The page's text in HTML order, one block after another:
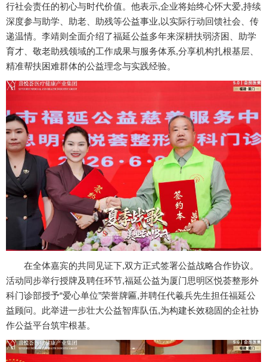
行社会责任的初心与时代价值。他表示,企业将始终心怀大爱,持续
深度参与助学、助老、助残等公益事业,以实际行动回馈社会、传
递温情。李靖则全面介绍了福延公益多年来深耕扶弱济困、助学
育才、敬老助残领域的工作成果与服务体系,分享机构扎根基层、
精准帮扶困难群体的公益理念与实践经验。
在全体嘉宾的共同见证下,双方正式签署公益战略合作协议。
活动同步举行授牌及聘任环节,福延公益为厦门思明区悦荟整形外
科门诊部授予“爱心单位”荣誉牌匾,并聘任代羲兵先生担任福延公
益顾问。此举进一步壮大公益智库队伍,为构建长效稳固的企社协
作公益平台筑牢根基。